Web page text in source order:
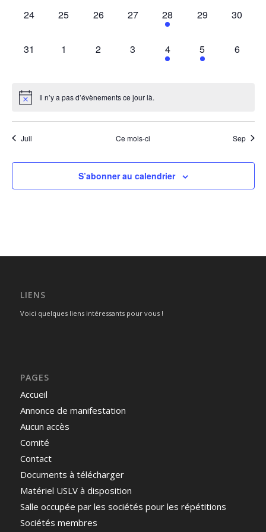
0
24
0
25
0
26
0
évènement,
27
1
évènement,
28
0
29
0
30
0
31
0
1
0
2
0
évènement,
3
1
évènement,
4
1
évènement,
5
0
6
Il n’y a pas d’évènements ce jour là.
Juil Ce mois-ci Sep
S’abonner au calendrier
LIENS
Voici quelques liens intéressants pour vous !
PAGES
Accueil
Annonce de manifestation
Aucun accès
Comité
Contact
Documents à télécharger
Matériel USLV à disposition
Salle occupée par les sociétés pour les répétitions
Sociétés membres